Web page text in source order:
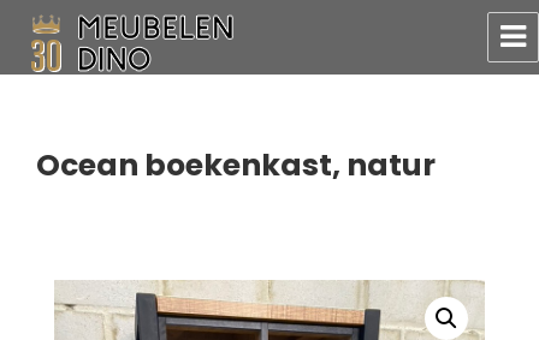
Ocean boekenkast, natur